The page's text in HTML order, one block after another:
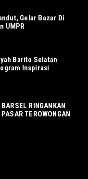
Gelar Bazar Di
UMPR
Barito Selatan
Inspirasi
RINGANKAN
TEROWONGAN